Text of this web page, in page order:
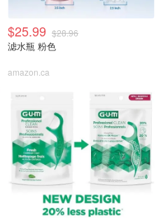
$25.99 $28.96
滤水瓶 粉色
amazon.ca